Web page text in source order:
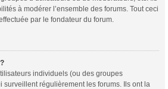
à modérer l’ensemble des forums. Tout ceci
par le fondateur du forum.
individuels (ou des groupes
surveillent régulièrement les forums. Ils ont la